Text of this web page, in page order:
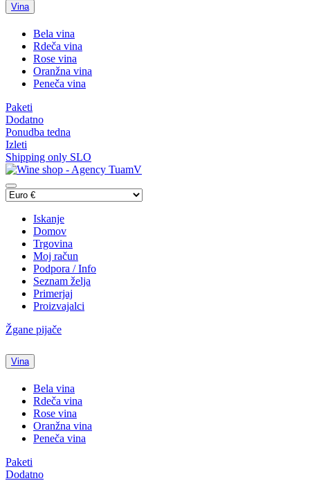
Vina
Bela vina
Rdeča vina
Rose vina
Oranžna vina
Peneča vina
Paketi
Dodatno
Ponudba tedna
Izleti
Shipping only SLO
Iskanje
Domov
Trgovina
Moj račun
Podpora / Info
Seznam želja
Primerjaj
Proizvajalci
Žgane pijače
Vina
Bela vina
Rdeča vina
Rose vina
Oranžna vina
Peneča vina
Paketi
Dodatno